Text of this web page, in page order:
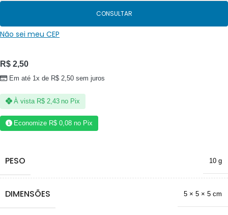
CONSULTAR
Não sei meu CEP
R$ 2,50
Em até 1x de R$ 2,50 sem juros
À vista R$2,43 no Pix
Economize R$ 0,08 no Pix
PESO 10 g
DIMENSÕES 5 × 5 × 5 cm